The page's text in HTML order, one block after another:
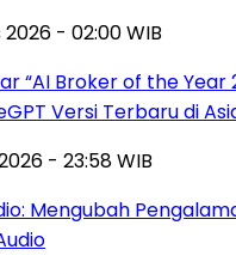
- 02:00 WIB
“AI Broker of the Year
Versi Terbaru di
- 23:58 WIB
Mengubah